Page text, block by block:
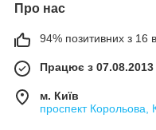
Про нас
94% позитивних з 16
Працює з 07.08.2013
м. Київ
проспект Корольова,